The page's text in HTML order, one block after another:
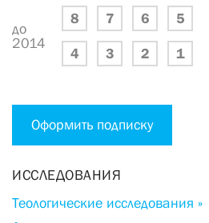
до
2014
8 7 6 5
4 3 2 1
Оформить подписку
ИССЛЕДОВАНИЯ
Теологические исследования »